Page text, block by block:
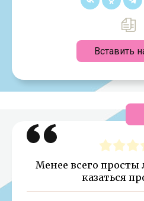
Вставить
Менее всего
казаться